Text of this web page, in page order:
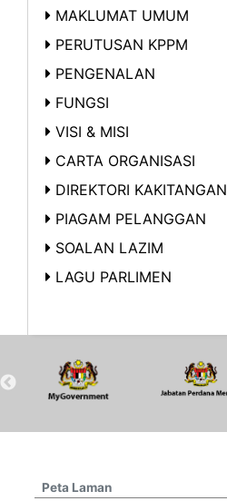
MAKLUMAT UMUM
PERUTUSAN KPPM
PENGENALAN
FUNGSI
VISI & MISI
CARTA ORGANISASI
DIREKTORI KAKITANGAN
PIAGAM PELANGGAN
SOALAN LAZIM
LAGU PARLIMEN
Peta Laman